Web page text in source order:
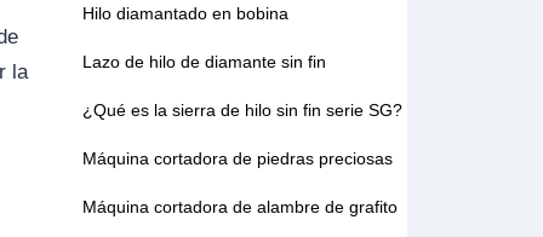
la
Hilo diamantado en bobina
Lazo de hilo de diamante sin fin
¿Qué es la sierra de hilo sin fin serie SG?
Máquina cortadora de piedras preciosas
Máquina cortadora de alambre de grafito